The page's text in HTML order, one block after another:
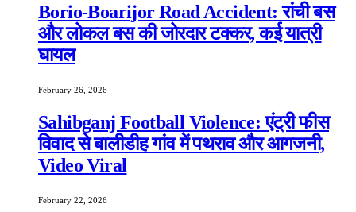
Borio-Boarijor Road Accident: रांची बस
और लोकल बस की जोरदार टक्कर, कई यात्री
घायल
February 26, 2026
Sahibganj Football Violence: एंट्री फीस
विवाद से बालीडीह गांव में पथराव और आगजनी,
Video Viral
February 22, 2026